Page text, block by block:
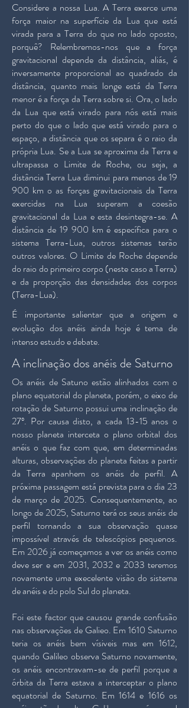
Considere a nossa Lua. A Terra exerce uma
força maior na superfície da Lua que está
virada para a Terra do que no lado oposto,
porquê? Relembremos-nos que a força
gravitacional depende da distância, aliás, é
inversamente proporcional ao quadrado da
distância, quanto mais longe está da Terra
menor é a força da Terra sobre si. Ora, o lado
da Lua que está virado para nós está mais
perto do que o lado que está virado para o
espaço, a distância que os separa é o raio da
própria Lua. Se a Lua se aproxima da Terra e
ultrapassa o Limite de Roche, ou seja, a
distância Terra Lua diminui para menos de 19
900 km o as forças gravitacionais da Terra
exercidas na Lua superam a coesão
gravitacional da Lua e esta desintegra-se. A
distância de 19 900 km é específica para o
sistema Terra-Lua, outros sistemas terão
outros valores. O Limite de Roche depende
do raio do primeiro corpo (neste caso a Terra)
e da proporção das densidades dos corpos
(Terra-Lua).
É importante salientar que a origem e
evolução dos anéis ainda hoje é tema de
intenso estudo e debate.
A inclinação dos anéis de Saturno
Os anéis de Satuno estão alinhados com o
plano equatorial do planeta, porém, o eixo de
rotação de Saturno possui uma inclinação de
27º. Por causa disto, a cada 13-15 anos o
nosso planeta interceta o plano orbital dos
anéis o que faz com que, em determinadas
alturas, observações do planeta feitas a partir
da Terra apanhem os anéis de perfil. A
próxima passagem está prevista para o dia 23
de março de 2025. Consequentemente, ao
longo de 2025, Saturno terá os seus anéis de
perfil tornando a sua observação quase
impossível através de telescópios pequenos.
Em 2026 já começamos a ver os anéis como
deve ser e em 2031, 2032 e 2033 teremos
novamente uma execelente visão do sistema
de anéis e do polo Sul do planeta.
Foi este factor que causou grande confusão
nas observações de Galieo. Em 1610 Saturno
teria os anéis bem vísiveis mas em 1612,
quando Galileo observa Saturno novamente,
os anéis encontravam-se de perfil porque a
órbita da Terra estava a interceptar o plano
equatorial de Saturno. Em 1614 e 1616 os